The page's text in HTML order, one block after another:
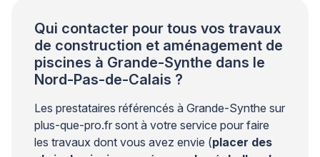
Qui contacter pour tous vos travaux
de construction et aménagement de
piscines à Grande-Synthe dans le
Nord-Pas-de-Calais ?
Les prestataires référencés à Grande-Synthe sur
plus-que-pro.fr sont à votre service pour faire
les travaux dont vous avez envie (placer des